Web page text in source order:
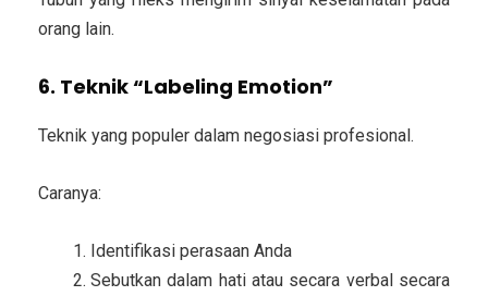
orang lain.
6. Teknik “Labeling Emotion”
Teknik yang populer dalam negosiasi profesional.
Caranya:
Identifikasi perasaan Anda
Sebutkan dalam hati atau secara verbal secara